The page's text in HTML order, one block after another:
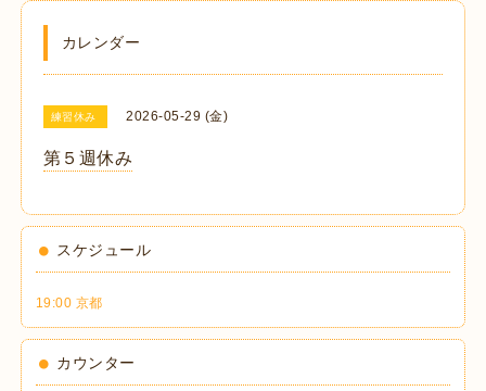
カレンダー
練習休み 2026-05-29 (金)
第５週休み
スケジュール
19:00 京都
カウンター